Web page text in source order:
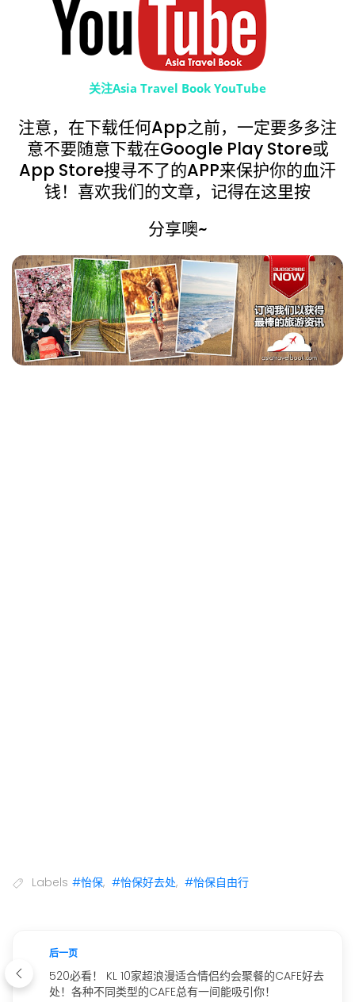
关注Asia Travel Book YouTube
注意，在下载任何App之前，一定要多多注
意不要随意下载在Google Play Store或
App Store搜寻不了的APP来保护你的血汗
钱！喜欢我们的文章，记得在这里按
分享噢~
Labels #怡保, #怡保好去处, #怡保自由行
后一页
520必看！ KL 10家超浪漫适合情侣约会聚餐的CAFE好去
处！各种不同类型的CAFE总有一间能吸引你！